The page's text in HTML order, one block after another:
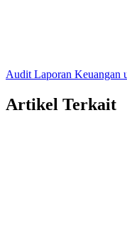
Audit Laporan Keuangan
Artikel Terkait